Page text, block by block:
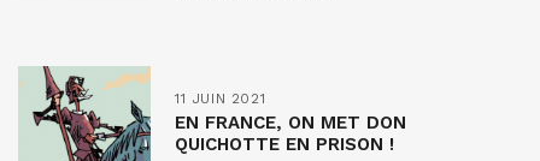
11 JUIN 2021
EN FRANCE, ON MET DON
QUICHOTTE EN PRISON !